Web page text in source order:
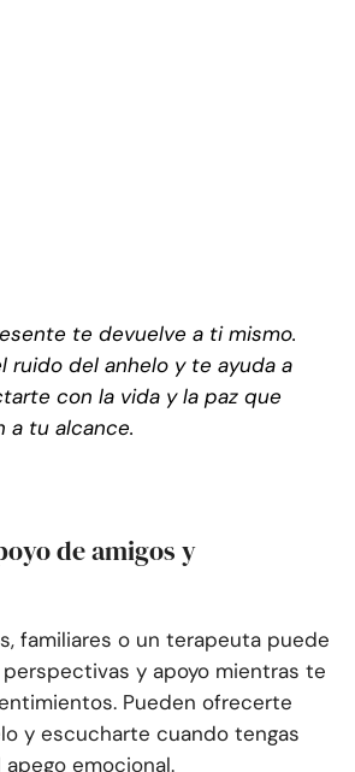
te devuelve a ti mismo.
ruido del anhelo y te ayuda a
con la vida y la paz que
a tu alcance.
de amigos y
familiares o un terapeuta puede
y apoyo mientras te
Pueden ofrecerte
y escucharte cuando tengas
emocional.